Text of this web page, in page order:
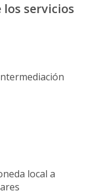
servicios
local a